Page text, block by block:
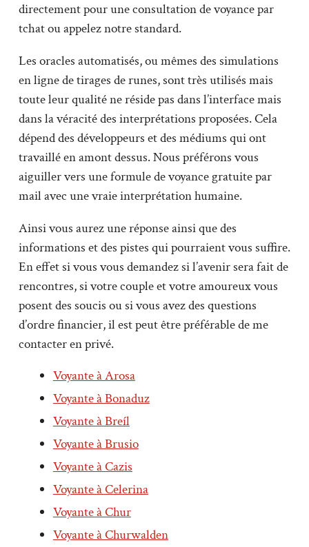
directement pour une consultation de voyance par
tchat ou appelez notre standard.
Les oracles automatisés, ou mêmes des simulations
en ligne de tirages de runes, sont très utilisés mais
toute leur qualité ne réside pas dans l’interface mais
dans la véracité des interprétations proposées. Cela
dépend des développeurs et des médiums qui ont
travaillé en amont dessus. Nous préférons vous
aiguiller vers une formule de voyance gratuite par
mail avec une vraie interprétation humaine.
Ainsi vous aurez une réponse ainsi que des
informations et des pistes qui pourraient vous suffire.
En effet si vous vous demandez si l’avenir sera fait de
rencontres, si votre couple et votre amoureux vous
posent des soucis ou si vous avez des questions
d’ordre financier, il est peut être préférable de me
contacter en privé.
Voyante à Arosa
Voyante à Bonaduz
Voyante à Breíl
Voyante à Brusio
Voyante à Cazis
Voyante à Celerina
Voyante à Chur
Voyante à Churwalden